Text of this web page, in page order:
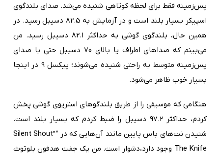
پس‌زمینه فقط برای لحظه کوتاهی شنیده می‌شد. صدای بلندگوی
اسپیکر بسیار بلند است و در آزمایش به 82.5 دسیبل رسید. در
همین حال، بلندگوی گوشی به حداکثر 82.1 دسیبل رسید. من
می‌بینم که صداهای اطراف یا بالای 70 دسیبل حتی با صدای
پس‌زمینه متوسط به راحتی شنیده می‌شوند؛ پیکسل 9 در اینجا
بسیار خوب ظاهر می‌شود.
هنگامی که موسیقی را از طریق بلندگوهای استریوی گوشی پخش
کردم، حداکثر 97.2 دسیبل را ضبط کردم که بسیار بلند است.
شنیدن نت‌های باس پایین مانند آن‌هایی که در “Silent Shout”
The Knife وجود دارد،دشوار است. من یک جفت هدفون بلوتوث